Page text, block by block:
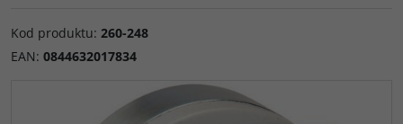
Kod produktu: 260-248
EAN: 0844632017834